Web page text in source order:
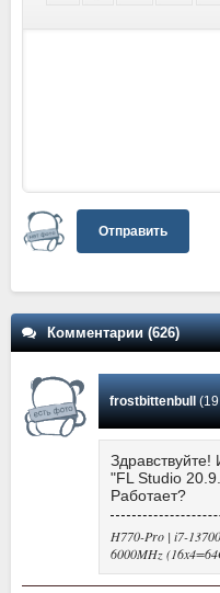
Отправить
Комментарии (626)
frostbittenbull (19
"FL Studio
Работает?
H770-Pro | i7-
6000MHz